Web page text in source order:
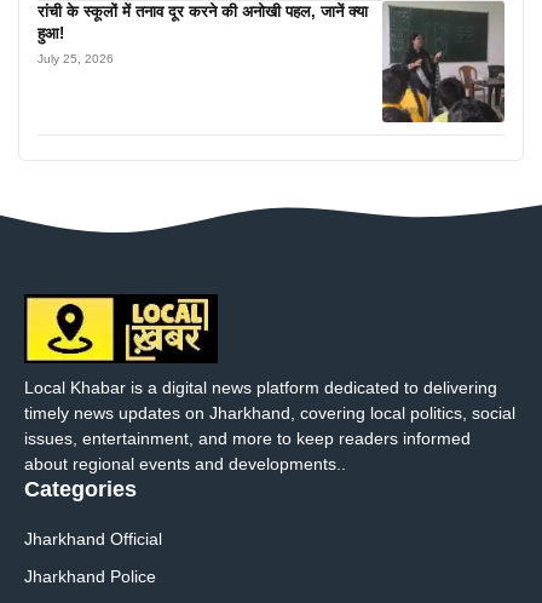
रांची के स्कूलों में तनाव दूर करने की अनोखी पहल, जानें क्या
हुआ!
July 25, 2026
Local Khabar is a digital news platform dedicated to delivering
timely news updates on Jharkhand, covering local politics, social
issues, entertainment, and more to keep readers informed
about regional events and developments..
Categories
Jharkhand Official
Jharkhand Police